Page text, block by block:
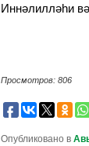
Иннәлилләһи
Просмотров: 806
Опубликовано в